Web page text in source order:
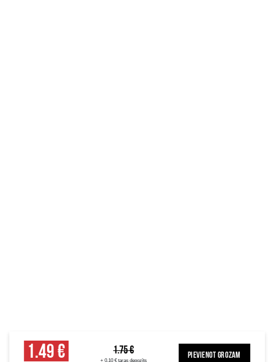
1.49 € 1.75 €
+ 0.10 € taras depozīts
PIEVIENOT GROZAM